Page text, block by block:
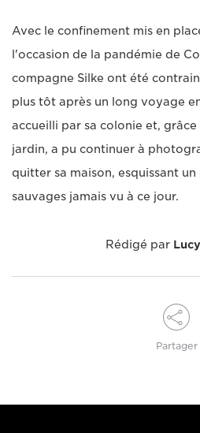
Avec le confinement mis en
l'occasion de la pandémie de
compagne Silke ont été
plus tôt après un long voyage
accueilli par sa colonie et, grâce
jardin, a pu continuer à
quitter sa maison, esquissant
sauvages jamais vu à ce jour.
Rédigé par
Partager